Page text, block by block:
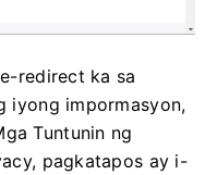
redirect ka sa
iyong impormasyon,
Tuntunin ng
pagkatapos ay i-